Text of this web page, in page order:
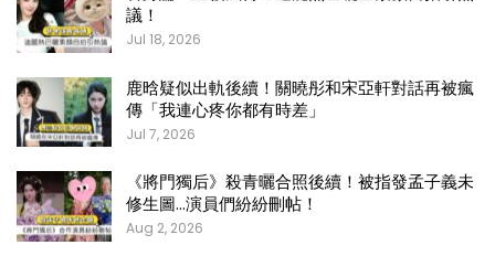
議！
Jul 18, 2026
鹿晗疑似出軌後續！關曉彤和宋亞軒對話再被瘋
傳「我連心疼你都有時差」
Jul 7, 2026
《將門獨后》殺青曬合照後續！被指發孟子義未
修生圖…演員們紛紛刪帖！
Aug 2, 2026